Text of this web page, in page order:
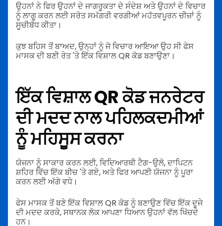
ਉਹਨਾਂ ਨੇ ਫਿਰ ਉਹਨਾਂ ਦੇ ਜਾਗਰੂਕਤਾ ਦੇ ਸੰਦੇਸ਼ ਅਤੇ ਉਹਨਾਂ ਦੇ ਵਿਚਾਰ
ਨੂੰ ਲਾਗੂ ਕਰਨ ਲਈ ਸਰੋਤ ਸਮੱਗਰੀ ਵਰਗੀਆਂ ਮਹੱਤਵਪੂਰਨ ਚੀਜ਼ਾਂ ਨੂੰ
ਸੂਚੀਬੱਧ ਕੀਤਾ।
ਕੁਝ ਬਹਿਸ ਤੋਂ ਬਾਅਦ, ਉਨ੍ਹਾਂ ਨੂੰ ਜੋ ਵਿਚਾਰ ਆਇਆ ਉਹ ਸੀ ਫੇਸ
ਮਾਸਕ ਦੀ ਬਣੀ ਰੇਤ 'ਤੇ ਇੱਕ ਵਿਸ਼ਾਲ QR ਕੋਡ ਬਣਾਉਣਾ।
ਇੱਕ ਵਿਸ਼ਾਲ QR ਕੋਡ ਜਨਰੇਟਰ
ਦੀ ਮਦਦ ਨਾਲ ਪਹਿਲਕਦਮੀਆਂ
ਨੂੰ ਮਹਿਸੂਸ ਕਰਨਾ
ਯੋਜਨਾ ਨੂੰ ਸਾਕਾਰ ਕਰਨ ਲਈ, ਵਿਦਿਆਰਥੀ ਟੈਗ-ਉਲੋ, ਦਾਪਿਟਨ
ਸ਼ਹਿਰ ਵਿੱਚ ਇੱਕ ਬੀਚ 'ਤੇ ਗਏ, ਅਤੇ ਫਿਰ ਆਪਣੀ ਯੋਜਨਾ ਨੂੰ ਪੂਰਾ
ਕਰਨ ਲਈ ਅੱਗੇ ਵਧੇ।
ਫੇਸ ਮਾਸਕ ਤੋਂ ਬਣੇ ਇੱਕ ਵਿਸ਼ਾਲ QR ਕੋਡ ਨੂੰ ਬਣਾਉਣ ਵਿੱਚ ਇੱਕ ਦੂਜੇ
ਦੀ ਮਦਦ ਕਰਕੇ, ਸਥਾਨਕ ਲੋਕ ਆਪਣਾ ਧਿਆਨ ਉਹਨਾਂ ਵੱਲ ਖਿੱਚਦੇ
ਹਨ।